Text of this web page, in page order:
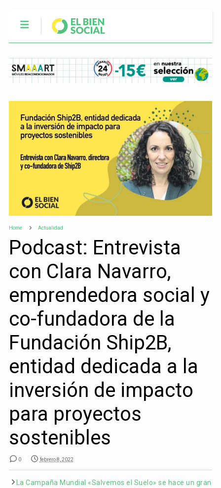
Home Actualidad
Podcast: Entrevista
con Clara Navarro,
emprendedora social y
co-fundadora de la
Fundación Ship2B,
entidad dedicada a la
inversión de impacto
para proyectos
sostenibles
0 febrero 8, 2022
La Campaña Mundial «Salvemos el Suelo» se hace un gran